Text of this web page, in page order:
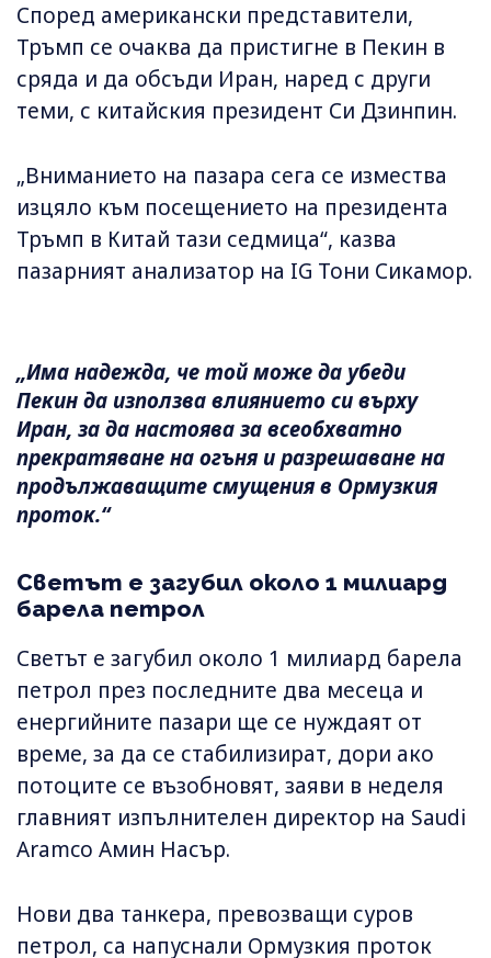
Според американски представители,
Тръмп се очаква да пристигне в Пекин в
сряда и да обсъди Иран, наред с други
теми, с китайския президент Си Дзинпин.
„Вниманието на пазара сега се измества
изцяло към посещението на президента
Тръмп в Китай тази седмица“, казва
пазарният анализатор на IG Тони Сикамор.
„Има надежда, че той може да убеди
Пекин да използва влиянието си върху
Иран, за да настоява за всеобхватно
прекратяване на огъня и разрешаване на
продължаващите смущения в Ормузкия
проток.“
Светът е загубил около 1 милиард
барела петрол
Светът е загубил около 1 милиард барела
петрол през последните два месеца и
енергийните пазари ще се нуждаят от
време, за да се стабилизират, дори ако
потоците се възобновят, заяви в неделя
главният изпълнителен директор на Saudi
Aramco Амин Насър.
Нови два танкера, превозващи суров
петрол, са напуснали Ормузкия проток